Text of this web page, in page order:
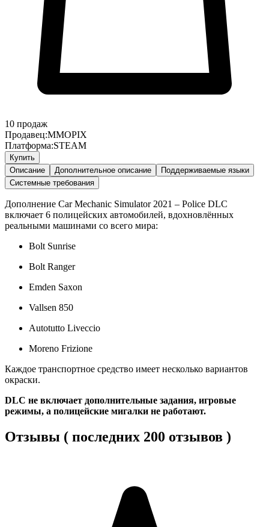
10 продаж
Продавец:MMOPIX
Платформа:STEAM
Купить
Описание
Дополнительное описание
Поддерживаемые языки
Системные требования
Дополнение Car Mechanic Simulator 2021 – Police DLC
включает 6 полицейских автомобилей, вдохновлённых
реальными машинами со всего мира:
Bolt Sunrise
Bolt Ranger
Emden Saxon
Vallsen 850
Autotutto Liveccio
Moreno Frizione
Каждое транспортное средство имеет несколько вариантов
окраски.
DLC не включает дополнительные задания, игровые
режимы, а полицейские мигалки не работают.
Отзывы ( последних 200 отзывов )